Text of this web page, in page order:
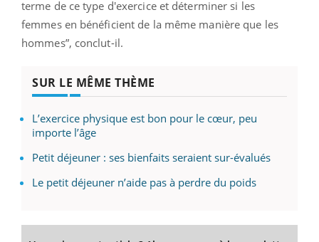
terme de ce type d'exercice et déterminer si les
femmes en bénéficient de la même manière que les
hommes”, conclut-il.
SUR LE MÊME THÈME
L’exercice physique est bon pour le cœur, peu
importe l’âge
Petit déjeuner : ses bienfaits seraient sur-évalués
Le petit déjeuner n’aide pas à perdre du poids